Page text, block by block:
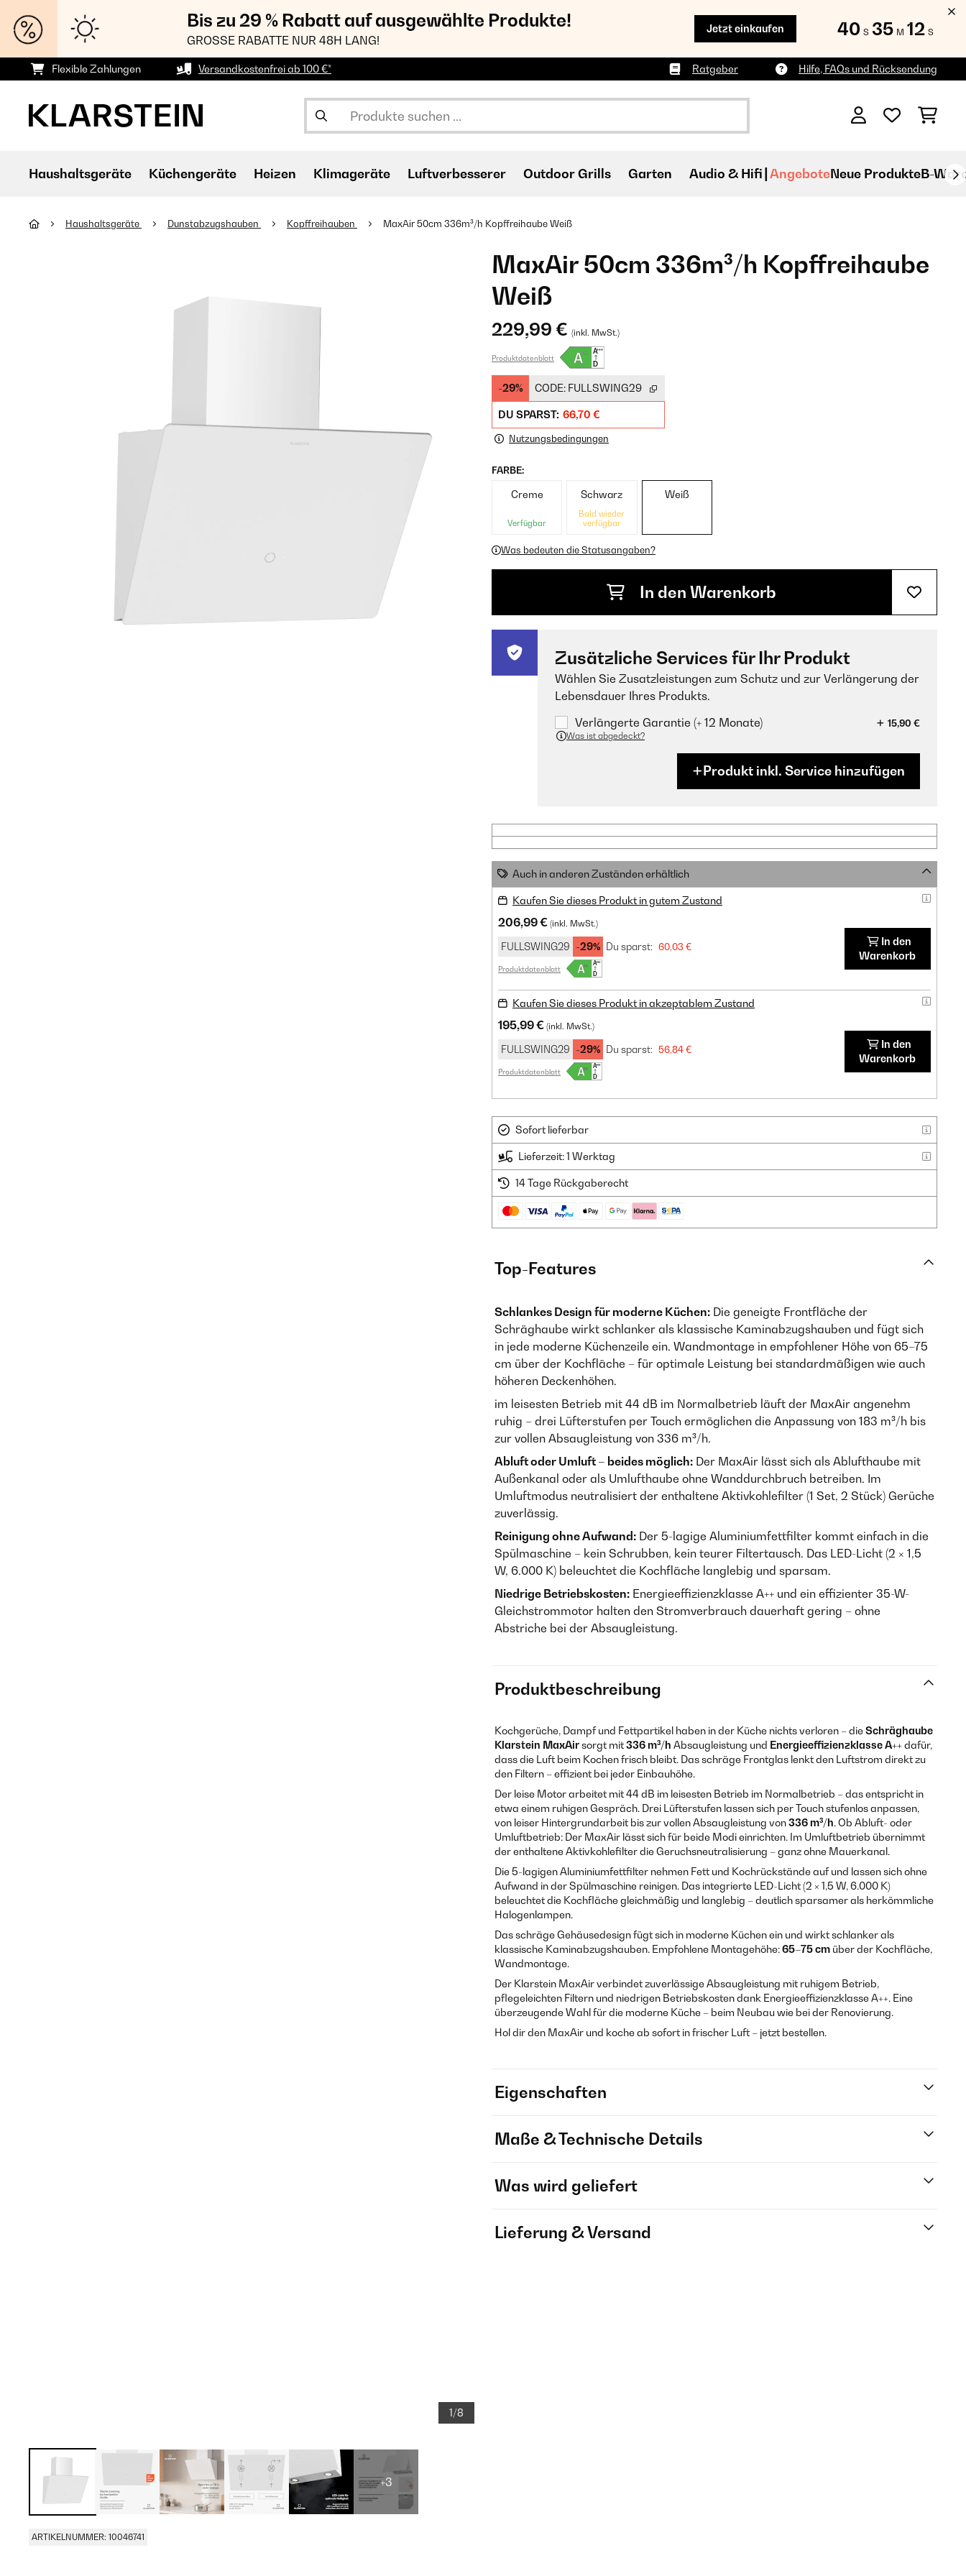
Bis zu 29 % Rabatt auf ausgewählte Produkte!
GROSSE RABATTE NUR 48H LANG!
Jetzt einkaufen 40 S 35 M 10 S
Flexible Zahlungen Versandkostenfrei ab 100 €* Ratgeber Hilfe, FAQs und Rücksendung
Haushaltsgeräte Küchengeräte Heizen Klimageräte Luftverbesserer Outdoor Grills Garten Audio & Hifi AngeboteNeue ProdukteB-
Haushaltsgeräte Dunstabzugshauben Kopffreihauben MaxAir 50cm 336m³/h Kopffreihaube Weiß
1/8
+3
ARTIKELNUMMER: 10046741
MaxAir 50cm 336m³/h Kopffreihaube
Weiß
229,99 € (inkl. MwSt.)
Produktdatenblatt
-29% CODE: FULLSWING29
DU SPARST: 66,70 €
Nutzungsbedingungen
FARBE:
Creme
Verfügbar
Schwarz
Bald wieder
verfügbar
Weiß
Was bedeuten die Statusangaben?
In den Warenkorb
Zusätzliche Services für Ihr Produkt
Wählen Sie Zusatzleistungen zum Schutz und zur Verlängerung der
Lebensdauer Ihres Produkts.
Verlängerte Garantie (+ 12 Monate)
15,90 €
Was ist abgedeckt?
Produkt inkl. Service hinzufügen
Auch in anderen Zuständen erhältlich
Kaufen Sie dieses Produkt in gutem Zustand
206,99 € (inkl. MwSt.)
FULLSWING29 -29% Du sparst: 60,03 €
Produktdatenblatt
In den
Warenkorb
Kaufen Sie dieses Produkt in akzeptablem Zustand
195,99 € (inkl. MwSt.)
FULLSWING29 -29% Du sparst: 56,84 €
Produktdatenblatt
In den
Warenkorb
Sofort lieferbar
Lieferzeit: 1 Werktag
14 Tage Rückgaberecht
Top-Features
Schlankes Design für moderne Küchen: Die geneigte Frontfläche der
Schräghaube wirkt schlanker als klassische Kaminabzugshauben und fügt sich
in jede moderne Küchenzeile ein. Wandmontage in empfohlener Höhe von 65–75
cm über der Kochfläche – für optimale Leistung bei standardmäßigen wie auch
höheren Deckenhöhen.
im leisesten Betrieb mit 44 dB im Normalbetrieb läuft der MaxAir angenehm
ruhig – drei Lüfterstufen per Touch ermöglichen die Anpassung von 183 m³/h bis
zur vollen Absaugleistung von 336 m³/h.
Abluft oder Umluft – beides möglich: Der MaxAir lässt sich als Ablufthaube mit
Außenkanal oder als Umlufthaube ohne Wanddurchbruch betreiben. Im
Umluftmodus neutralisiert der enthaltene Aktivkohlefilter (1 Set, 2 Stück) Gerüche
zuverlässig.
Reinigung ohne Aufwand: Der 5-lagige Aluminiumfettfilter kommt einfach in die
Spülmaschine – kein Schrubben, kein teurer Filtertausch. Das LED-Licht (2 × 1,5
W, 6.000 K) beleuchtet die Kochfläche langlebig und sparsam.
Niedrige Betriebskosten: Energieeffizienzklasse A++ und ein effizienter 35-W-
Gleichstrommotor halten den Stromverbrauch dauerhaft gering – ohne
Abstriche bei der Absaugleistung.
Produktbeschreibung
Kochgerüche, Dampf und Fettpartikel haben in der Küche nichts verloren – dieSchräghaube
Klarstein MaxAirsorgt mit336 m³/h Absaugleistung und Energieeffizienzklasse A++dafür,
dass die Luft beim Kochen frisch bleibt. Das schräge Frontglas lenkt den Luftstrom direkt zu
den Filtern – effizient bei jeder Einbauhöhe.
Der leise Motor arbeitet mit 44 dB im leisesten Betrieb im Normalbetrieb – das entspricht in
etwa einem ruhigen Gespräch. Drei Lüfterstufen lassen sich per Touch stufenlos anpassen,
von leiser Hintergrundarbeit bis zur vollen Absaugleistung von336 m³/h. Ob Abluft- oder
Umluftbetrieb: Der MaxAir lässt sich für beide Modi einrichten. Im Umluftbetrieb übernimmt
der enthaltene Aktivkohlefilter die Geruchsneutralisierung – ganz ohne Mauerkanal.
Die 5-lagigen Aluminiumfettfilter nehmen Fett und Kochrückstände auf und lassen sich ohne
Aufwand in der Spülmaschine reinigen. Das integrierte LED-Licht (2 × 1,5 W, 6.000 K)
beleuchtet die Kochfläche gleichmäßig und langlebig – deutlich sparsamer als herkömmliche
Halogenlampen.
Das schräge Gehäusedesign fügt sich in moderne Küchen ein und wirkt schlanker als
klassische Kaminabzugshauben. Empfohlene Montagehöhe:65–75 cm über der Kochfläche,
Wandmontage.
Der Klarstein MaxAir verbindet zuverlässige Absaugleistung mit ruhigem Betrieb,
pflegeleichten Filtern und niedrigen Betriebskosten dank Energieeffizienzklasse A++. Eine
überzeugende Wahl für die moderne Küche – beim Neubau wie bei der Renovierung.
Hol dir den MaxAir und koche ab sofort in frischer Luft – jetzt bestellen.
Eigenschaften
Maße & Technische Details
Was wird geliefert
Lieferung & Versand